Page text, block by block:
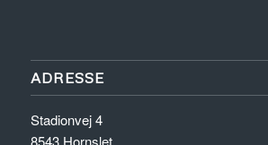
ADRESSE
Stadionvej 4
8543 Hornslet